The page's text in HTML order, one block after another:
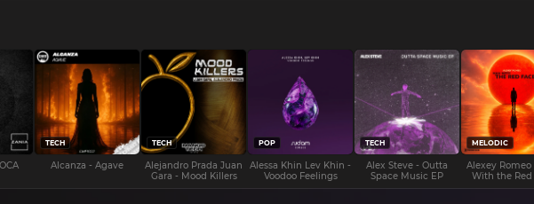
TECH
Alcanza - Agave
TECH
Alejandro Prada Juan
Gara - Mood Killers
POP
Alessa Khin Lev Khin -
Voodoo Feelings
TECH
Alex Steve - Outta
Space Music EP
MELODIC
Alexey Romeo
With the Red